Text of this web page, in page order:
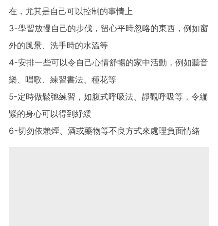
在，尤其是自己可以控制的事情上
3-學習放慢自己的步伐，留心平時忽略的東西，例如窗
外的風景、洗手時的水溫等
4-安排一些可以令自己心情舒暢的家中活動，例如聽音
樂、唱歌、練習書法、種花等
5-定時做鬆弛練習，如腹式呼吸法、靜觀呼吸等，令繃
緊的身心可以得到紓緩
6-切勿依賴煙、酒或藥物等不良方式來處理負面情緒